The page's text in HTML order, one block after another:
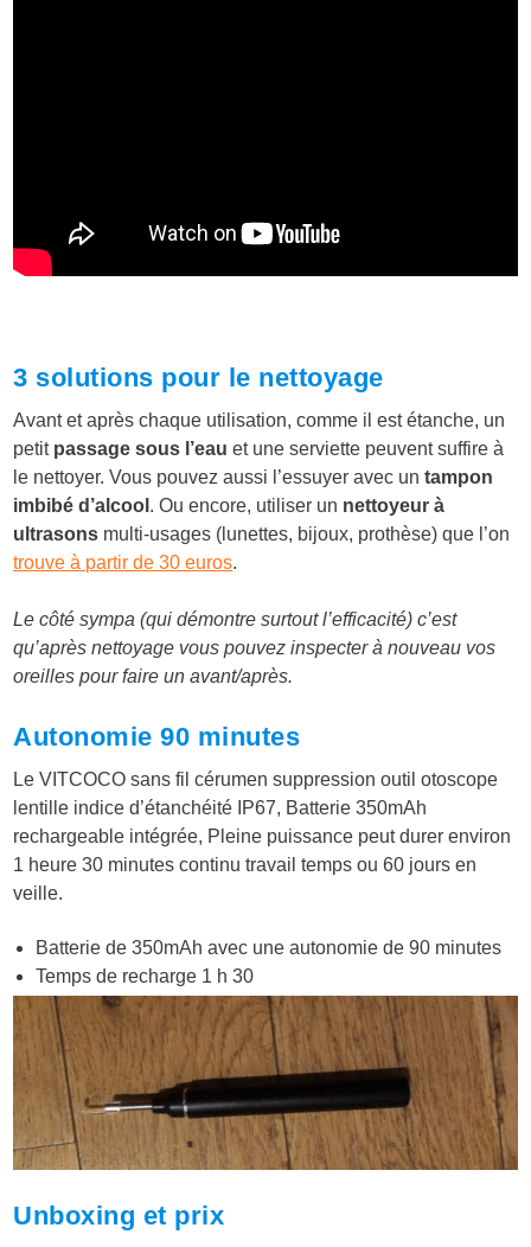
3 solutions pour le nettoyage
Avant et après chaque utilisation, comme il est étanche, un
petit passage sous l’eau et une serviette peuvent suffire à
le nettoyer. Vous pouvez aussi l’essuyer avec untampon
imbibé d’alcool . Ou encore, utiliser un nettoyeur à
ultrasons multi-usages (lunettes, bijoux, prothèse) que l’on
trouve à partir de 30 euros.
Le côté sympa (qui démontre surtout l’efficacité) c’est
qu’après nettoyage vous pouvez inspecter à nouveau vos
oreilles pour faire un avant/après.
Autonomie 90 minutes
Le VITCOCO sans fil cérumen suppression outil otoscope
lentille indice d’étanchéité IP67, Batterie 350mAh
rechargeable intégrée, Pleine puissance peut durer environ
1 heure 30 minutes continu travail temps ou 60 jours en
veille.
Batterie de 350mAh avec une autonomie de 90 minutes
Temps de recharge 1 h 30
Unboxing et prix